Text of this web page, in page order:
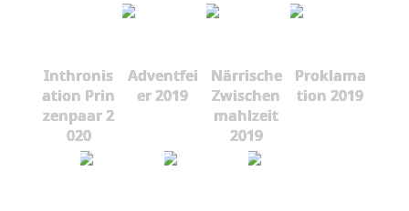
Inthronis
ation Prin
zenpaar 2
020
Adventfei
er 2019
Närrische
Zwischen
mahlzeit
2019
Proklama
tion 2019